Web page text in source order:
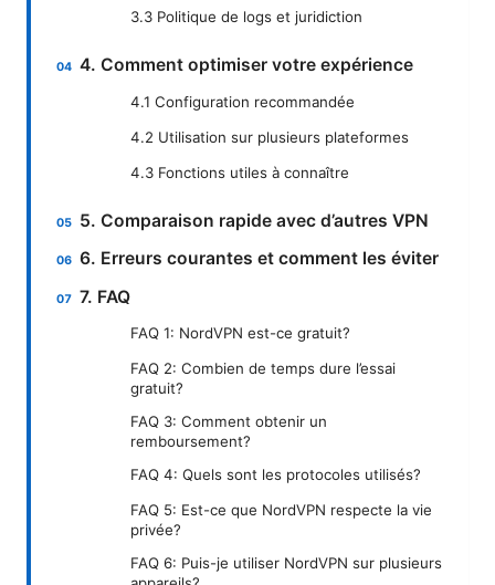
3.3 Politique de logs et juridiction
4. Comment optimiser votre expérience
4.1 Configuration recommandée
4.2 Utilisation sur plusieurs plateformes
4.3 Fonctions utiles à connaître
5. Comparaison rapide avec d’autres VPN
6. Erreurs courantes et comment les éviter
7. FAQ
FAQ 1: NordVPN est-ce gratuit?
FAQ 2: Combien de temps dure l’essai
gratuit?
FAQ 3: Comment obtenir un
remboursement?
FAQ 4: Quels sont les protocoles utilisés?
FAQ 5: Est-ce que NordVPN respecte la vie
privée?
FAQ 6: Puis-je utiliser NordVPN sur plusieurs